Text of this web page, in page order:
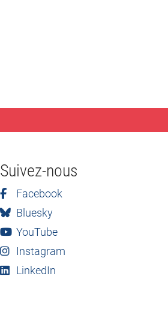
Suivez-nous
Facebook
Bluesky
YouTube
Instagram
LinkedIn